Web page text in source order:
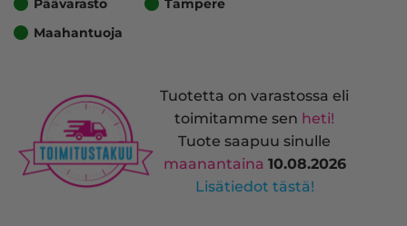
Maahantuoja
Tuotetta on varastossa eli
toimitamme sen heti!
Tuote saapuu sinulle
maanantaina 10.08.2026
Lisätiedot tästä!